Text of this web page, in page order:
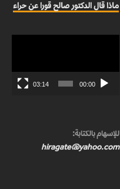
ماذا قال الدكتور صالح قورا عن حراء
00:00
03:14
للإسهام بالكتابة:
hiragate@yahoo.com